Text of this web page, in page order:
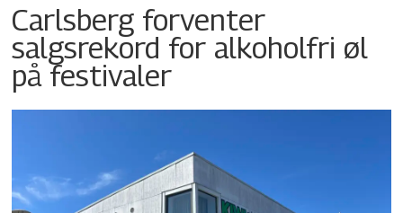
Carlsberg forventer
salgsrekord for alkoholfri øl
på festivaler